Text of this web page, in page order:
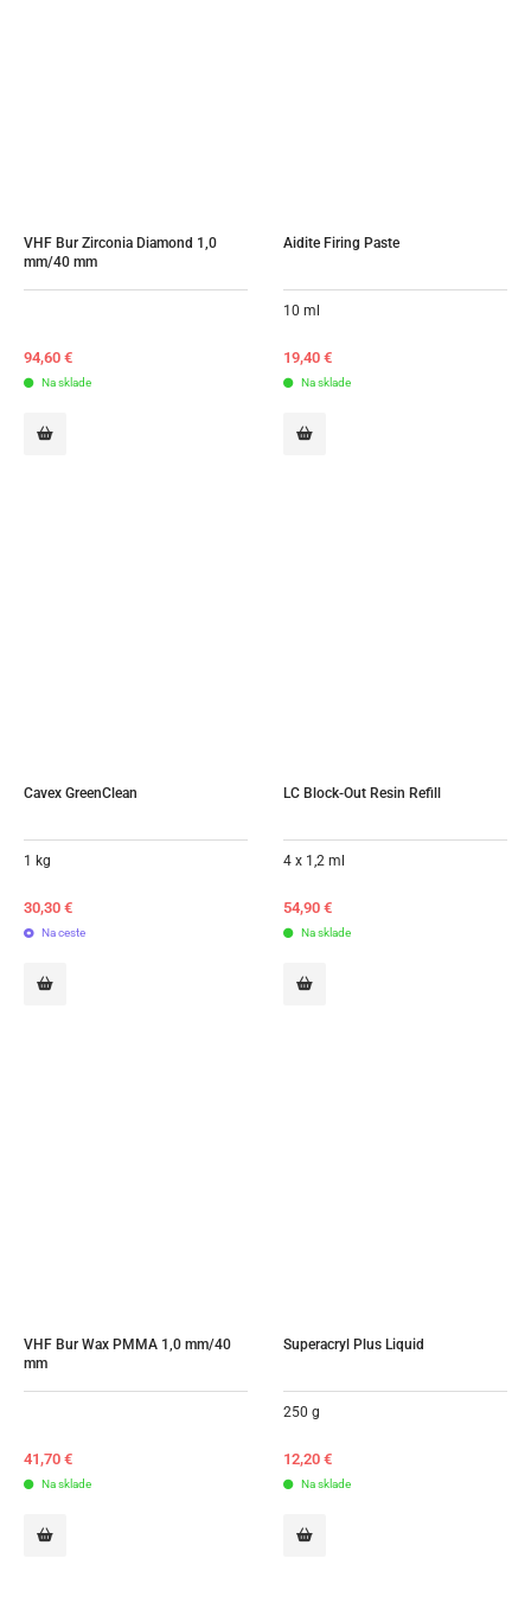
VHF Bur Zirconia Diamond 1,0
mm/40 mm
94,60 €
Na sklade
Aidite Firing Paste
10 ml
19,40 €
Na sklade
Cavex GreenClean
1 kg
30,30 €
Na ceste
LC Block-Out Resin Refill
4 x 1,2 ml
54,90 €
Na sklade
VHF Bur Wax PMMA 1,0 mm/40
mm
41,70 €
Na sklade
Superacryl Plus Liquid
250 g
12,20 €
Na sklade